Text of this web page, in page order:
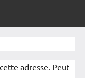
adresse. Peut-